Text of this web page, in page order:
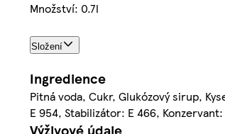
Množství: 0.7l
Složení
Ingredience
Pitná voda, Cukr, Glukózový sirup,
E 954, Stabilizátor: E 466, Konzervant:
Výživové údaje